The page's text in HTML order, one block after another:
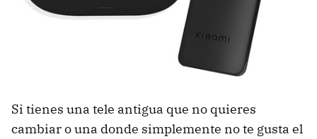
Si tienes una tele antigua que no quieres
cambiar o una donde simplemente no te gusta el